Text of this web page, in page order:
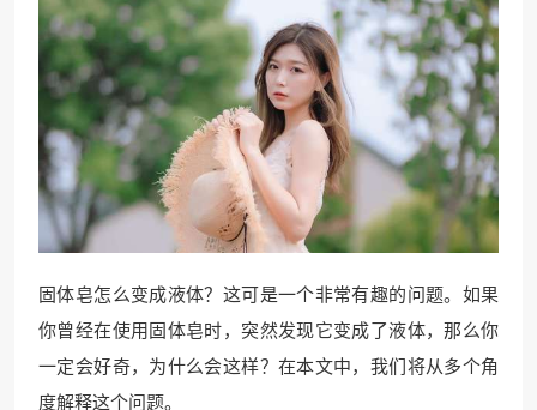
固体皂怎么变成液体？这可是一个非常有趣的问题。如果
你曾经在使用固体皂时，突然发现它变成了液体，那么你
一定会好奇，为什么会这样？在本文中，我们将从多个角
度解释这个问题。